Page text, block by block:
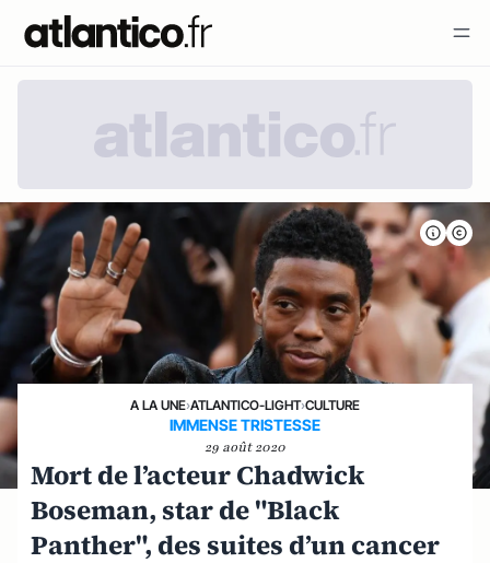
A LA UNE›ATLANTICO-LIGHT›CULTURE
IMMENSE TRISTESSE
29 août 2020
Mort de l’acteur Chadwick
Boseman, star de "Black
Panther", des suites d’un cancer